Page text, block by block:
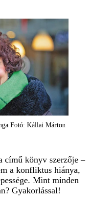
Fotó: Kállai Márton
című könyv szerzője –
a konfliktus hiánya,
Mint minden
Gyakorlással!